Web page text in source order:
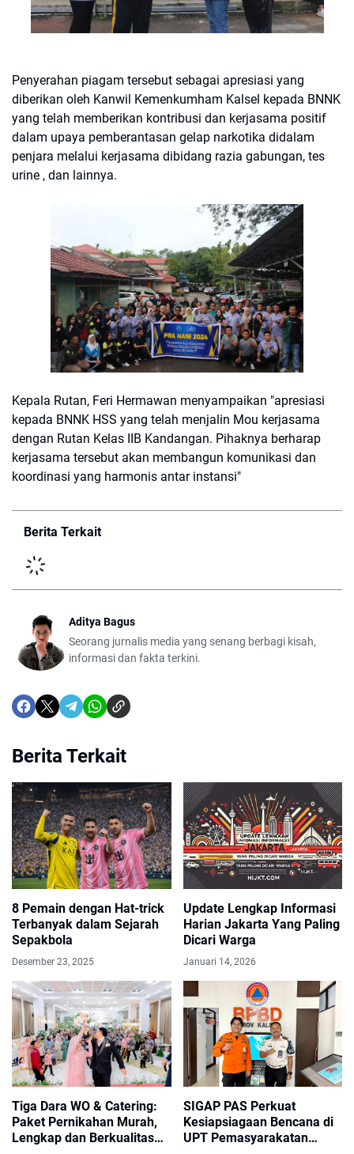
Penyerahan piagam tersebut sebagai apresiasi yang
diberikan oleh Kanwil Kemenkumham Kalsel kepada BNNK
yang telah memberikan kontribusi dan kerjasama positif
dalam upaya pemberantasan gelap narkotika didalam
penjara melalui kerjasama dibidang razia gabungan, tes
urine , dan lainnya.
Kepala Rutan, Feri Hermawan menyampaikan "apresiasi
kepada BNNK HSS yang telah menjalin Mou kerjasama
dengan Rutan Kelas IIB Kandangan. Pihaknya berharap
kerjasama tersebut akan membangun komunikasi dan
koordinasi yang harmonis antar instansi"
Berita Terkait
Aditya Bagus
Seorang jurnalis media yang senang berbagi kisah,
informasi dan fakta terkini.
Berita Terkait
8 Pemain dengan Hat-trick
Terbanyak dalam Sejarah
Sepakbola
Desember 23, 2025
Update Lengkap Informasi
Harian Jakarta Yang Paling
Dicari Warga
Januari 14, 2026
Tiga Dara WO & Catering:
Paket Pernikahan Murah,
Lengkap dan Berkualitas
SIGAP PAS Perkuat
Kesiapsiagaan Bencana di
UPT Pemasyarakatan